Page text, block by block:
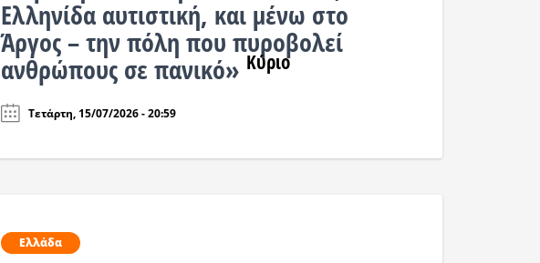
Ελληνίδα αυτιστική, και μένω στο
Άργος – την πόλη που πυροβολεί
ανθρώπους σε πανικό» Κύριο
Τετάρτη, 15/07/2026 - 20:59
Ελλάδα